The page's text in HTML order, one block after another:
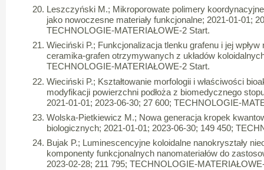
Leszczyński M.; Mikroporowate polimery
jako nowoczesne materiały funkcjonalne; 2021-01-01;
TECHNOLOGIE-MATERIAŁOWE-2 Start.
Wieciński P.; Funkcjonalizacja tlenku grafenu i jej
ceramika-grafen otrzymywanych z układów
TECHNOLOGIE-MATERIAŁOWE-2 Start.
Wieciński P.; Kształtowanie morfologii i właściwości
modyfikacji powierzchni podłoża z biomedycznego
2021-01-01; 2023-06-30; 27 600; TECHNOLOGIE-
Wolska-Pietkiewicz M.; Nowa generacja kropek
biologicznych; 2021-01-01; 2023-06-30; 149 450;
Bujak P.; Luminescencyjne koloidalne nanokryształy
komponenty funkcjonalnych nanomateriałów do
2023-02-28; 211 795; TECHNOLOGIE-